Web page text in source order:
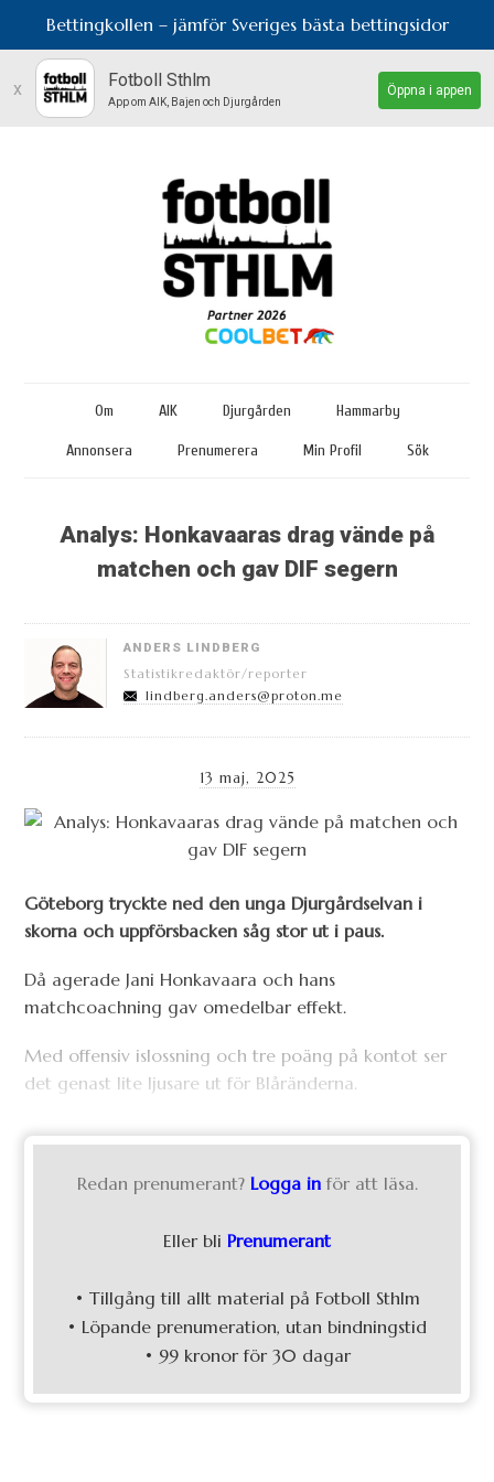
Bettingkollen – jämför Sveriges bästa bettingsidor
x Fotboll Sthlm
App om AIK, Bajen och Djurgården
Öppna i appen
Om AIK Djurgården Hammarby
Annonsera Prenumerera Min Profil Sök
Analys: Honkavaaras drag vände på
matchen och gav DIF segern
ANDERS LINDBERG
Statistikredaktör/reporter
lindberg.anders@proton.me
13 maj, 2025
Göteborg tryckte ned den unga Djurgårdselvan i
skorna och uppförsbacken såg stor ut i paus.
Då agerade Jani Honkavaara och hans
matchcoachning gav omedelbar effekt.
Med offensiv islossning och tre poäng på kontot ser
det genast lite ljusare ut för Blåränderna.
Redan prenumerant? Logga in för att läsa.
Eller bli Prenumerant
• Tillgång till allt material på Fotboll Sthlm
• Löpande prenumeration, utan bindningstid
• 99 kronor för 30 dagar